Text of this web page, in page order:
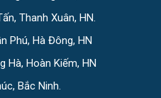
Thanh Xuân, HN.
Phú, Hà Đông, HN
Hà, Hoàn Kiếm, HN
Bắc Ninh.